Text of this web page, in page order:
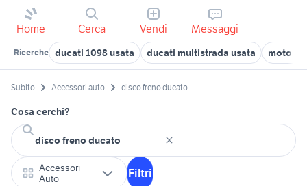
Home Cerca Vendi Messaggi
Ricerche ducati 1098 usata ducati multistrada usata motore
Subito Accessori auto disco freno ducato
Cosa cerchi?
Accessori
Auto
Filtri